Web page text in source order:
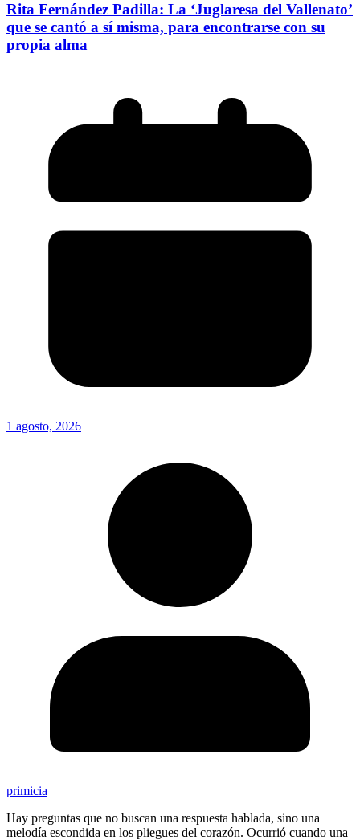
Rita Fernández Padilla: La ‘Juglaresa del Vallenato’
que se cantó a sí misma, para encontrarse con su
propia alma
1 agosto, 2026
primicia
Hay preguntas que no buscan una respuesta hablada, sino una
melodía escondida en los pliegues del corazón. Ocurrió cuando una